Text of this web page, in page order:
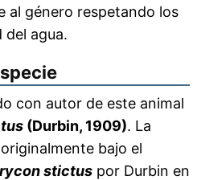
al género respetando los
del agua.
con autor de este animal
(Durbin, 1909). La
bajo el
stictuspor Durbin en